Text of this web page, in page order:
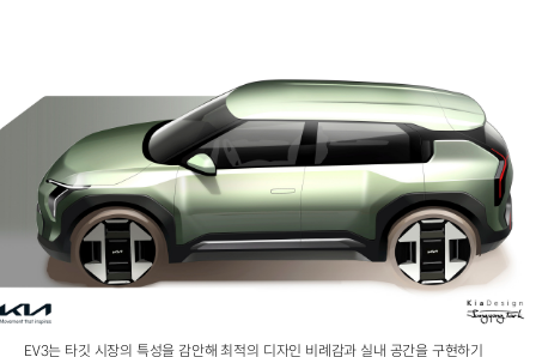
EV3는 타깃 시장의 특성을 감안해 최적의 디자인 비례감과 실내 공간을 구현하기